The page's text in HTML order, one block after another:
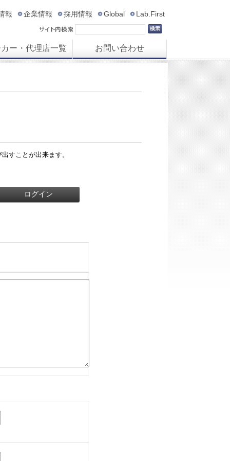
報 企業情報 採用情報 Global Lab.First
カー・代理店一覧 お問い合わせ
すことが出来ます。